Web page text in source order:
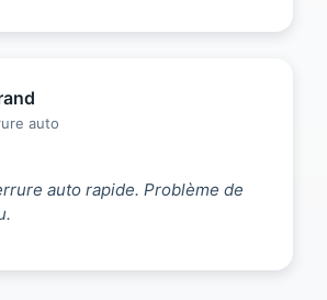
auto
auto rapide. Problème de